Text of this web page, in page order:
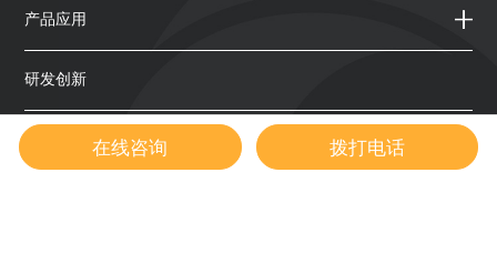
产品应用
研发创新
在线咨询 拨打电话